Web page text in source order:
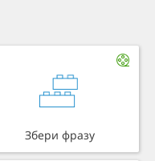
Збери фразу